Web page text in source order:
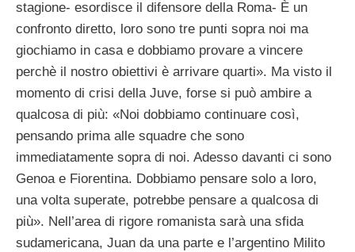
stagione- esordisce il difensore della Roma- È un
confronto diretto, loro sono tre punti sopra noi ma
giochiamo in casa e dobbiamo provare a vincere
perchè il nostro obiettivi è arrivare quarti». Ma visto il
momento di crisi della Juve, forse si può ambire a
qualcosa di più: «Noi dobbiamo continuare così,
pensando prima alle squadre che sono
immediatamente sopra di noi. Adesso davanti ci sono
Genoa e Fiorentina. Dobbiamo pensare solo a loro,
una volta superate, potrebbe pensare a qualcosa di
più». Nell’area di rigore romanista sarà una sfida
sudamericana, Juan da una parte e l’argentino Milito